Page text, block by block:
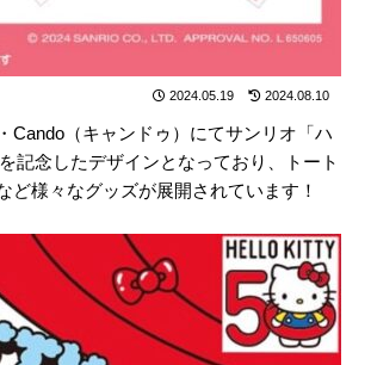
2024.05.19 2024.08.10
Cando（キャンドゥ）にてサンリオ「ハ
記念したデザインとなっており、トート
様々なグッズが展開されています！